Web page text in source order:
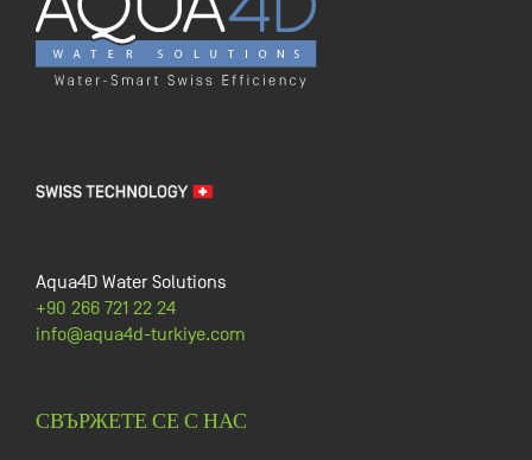
Aqua4D Water Solutions
+90 266 721 22 24
info@aqua4d-turkiye.com
СВЪРЖЕТЕ СЕ С НАС